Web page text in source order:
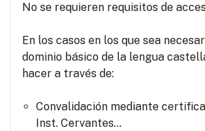
No se requieren requisitos de
En los casos en los que sea
dominio básico de la lengua
hacer a través de:
Convalidación mediante
Inst. Cervantes...